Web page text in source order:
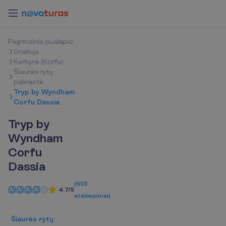
Pagrindinis puslapis
Graikija
Kerkyra (Korfu)
Šiaurės rytų
pakrantė
Tryp by Wyndham
Corfu Dassia
Tryp by
Wyndham
Corfu
Dassia
4.7/5
(625
atsiliepimai)
Šiaurės rytų